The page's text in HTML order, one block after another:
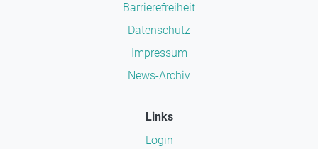
Barrierefreiheit
Datenschutz
Impressum
News-Archiv
Links
Login